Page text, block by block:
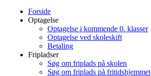
Forside
Optagelse
Optagelse i kommende 0. klasser
Optagelse ved skoleskift
Betaling
Fripladser
Søg om friplads på skolen
Søg om friplads på fritidshjemmet